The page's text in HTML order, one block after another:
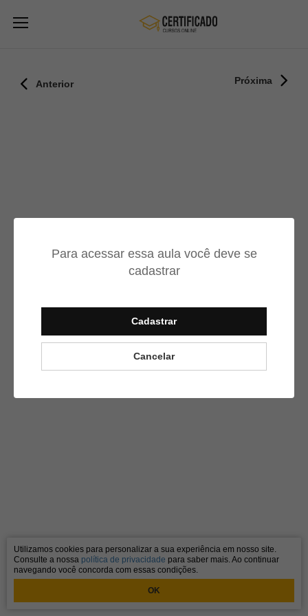
Para acessar essa aula você deve se
cadastrar
Cadastrar
Cancelar
Anterior Próxima
Utilizamos cookies para personalizar a sua experiência em nosso site.
Consulte a nossa política de privacidade para saber mais. Ao continuar
navegando você concorda com essas condições.
OK